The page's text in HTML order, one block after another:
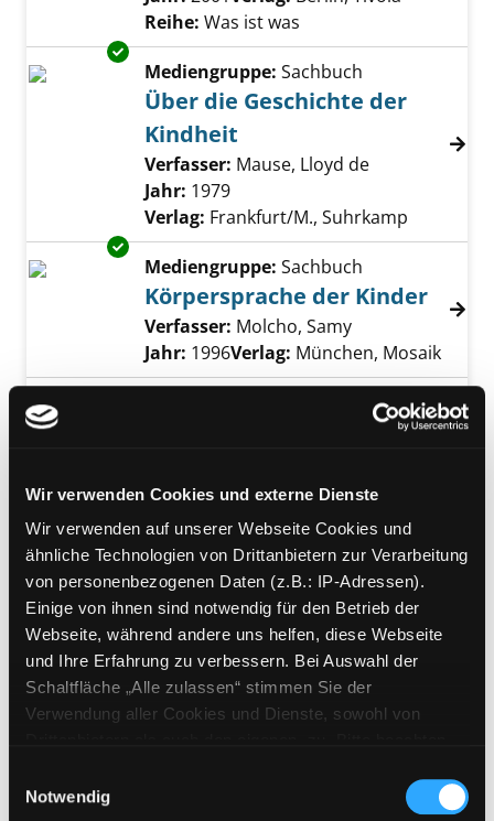
Wir verwenden Cookies und externe Dienste
Wir verwenden auf unserer Webseite Cookies und
ähnliche Technologien von Drittanbietern zur Verarbeitung
von personenbezogenen Daten (z.B.: IP-Adressen).
Einige von ihnen sind notwendig für den Betrieb der
Webseite, während andere uns helfen, diese Webseite
und Ihre Erfahrung zu verbessern. Bei Auswahl der
Schaltfläche „Alle zulassen“ stimmen Sie der
Verwendung aller Cookies und Dienste, sowohl von
Cookies von Drittanbietern, eine Verarbeitung in
Notwendig
Reihe: Was ist was
Exemplar-Details von Über die Geschichte
Mediengruppe: Sachbuch
Über die Geschichte der
Kindheit
Verfasser: Mause, Lloyd de
Jahr: 1979
Verlag: Frankfurt/M., Suhrkamp
Exemplar-Details von Körpersprache der
Mediengruppe: Sachbuch
Körpersprache der Kinder
Verfasser: Molcho, Samy
Jahr: 1996Verlag: München, Mosaik
Exemplar-Details von Der alte Silvester und
Kinderbuch
Der alte Silvester und das
Suche nach diesem Verfasser
Jahr:2011
Verlag:Stuttgart, Urachhaus
Exemplar-Details von Christkind, wo bist du?
Mediengruppe: Kinderbuch
Christkind, wo bist du?
Suche nach diesem Verfasser
Jahr:2015
Verlag:Wien, G. u. G.
Buchvertriebges.
Exemplar-Details von Kinder brauchen